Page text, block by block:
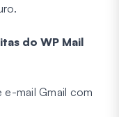
do WP Mail
mail Gmail com